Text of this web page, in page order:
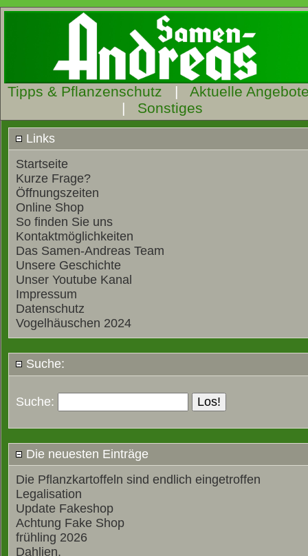
Tipps & Pflanzenschutz | Aktuelle
| Sonstiges
Links
Startseite
Kurze Frage?
Öffnungszeiten
Online Shop
So finden Sie uns
Kontaktmöglichkeiten
Das Samen-Andreas Team
Unsere Geschichte
Unser Youtube Kanal
Impressum
Datenschutz
Vogelhäuschen 2024
Suche:
Suche:
Die neuesten Einträge
Die Pflanzkartoffeln sind endlich eingetroffen
Legalisation
Update Fakeshop
Achtung Fake Shop
frühling 2026
Dahlien.